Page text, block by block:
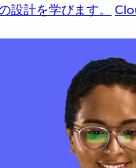
計を学びます。